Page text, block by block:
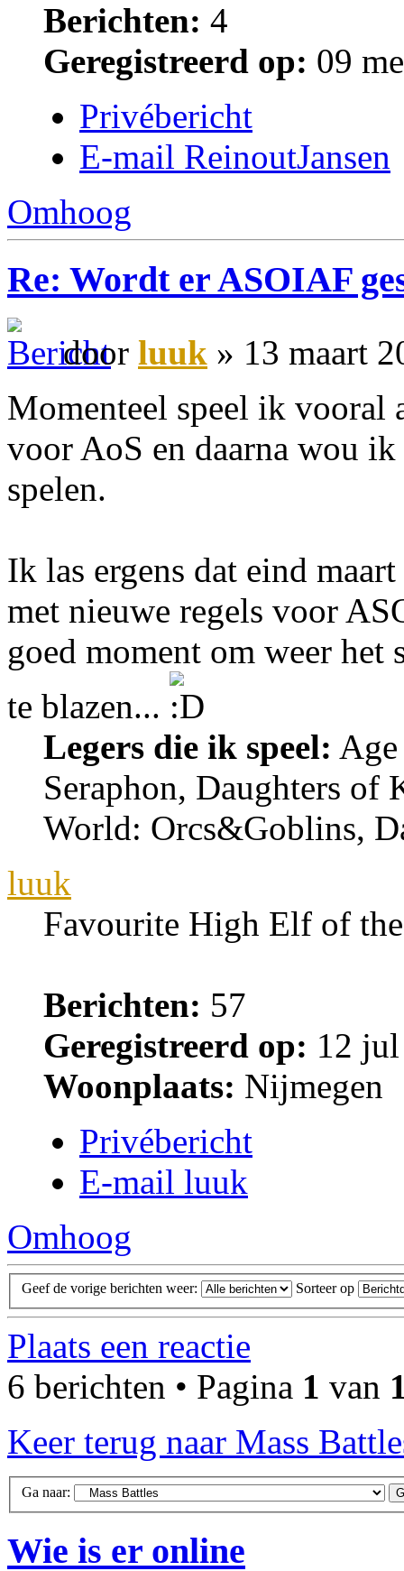
Berichten: 4
Geregistreerd op: 09
Privébericht
E-mail ReinoutJansen
Omhoog
Re: Wordt er ASOIAF
door luuk » 13 maart
Momenteel speel ik vooral
voor AoS en daarna wou
spelen.
Ik las ergens dat eind
met nieuwe regels voor
goed moment om weer het
te blazen...
Legers die ik speel:
Seraphon, Daughters of
World: Orcs&Goblins,
luuk
Favourite High Elf of
Berichten: 57
Geregistreerd op: 12
Woonplaats: Nijmegen
Privébericht
E-mail luuk
Omhoog
Geef de vorige berichten weer: Sorteer op
Plaats een reactie
6 berichten • Pagina 1 van
Keer terug naar Mass
Ga naar:
Wie is er online